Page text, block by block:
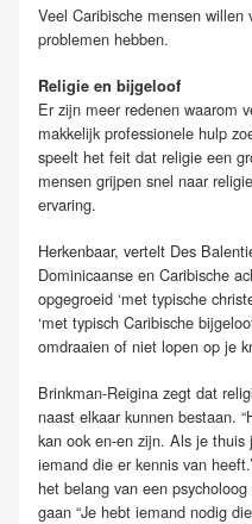
Veel Caribische mensen
problemen hebben.
Religie en bijgeloof
Er zijn meer redenen waarom
makkelijk professionele hulp
speelt het feit dat religie een
mensen grijpen snel naar
ervaring.
Herkenbaar, vertelt Des
Dominicaanse en Caribische
opgegroeid ‘met typische
‘met typisch Caribische
omdraaien of niet lopen op je
Brinkman-Reigina zegt dat
naast elkaar kunnen bestaan.
kan ook en-en zijn. Als je
iemand die er kennis van
het belang van een
gaan “Je hebt iemand nodig